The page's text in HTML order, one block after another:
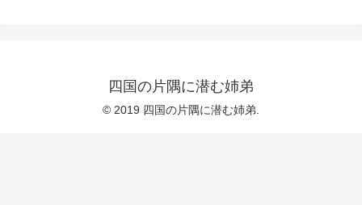
四国の片隅に潜む姉弟
© 2019 四国の片隅に潜む姉弟.